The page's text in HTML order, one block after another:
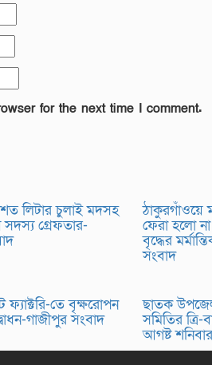
for the next time I comment.
শত লিটার চুলাই মদসহ
গ্রেফতার-
ঠাকুরগাঁওয়ে
ফেরা হলো
বৃদ্ধের
সংবাদ
ফ্যাক্টরি-তে বৃক্ষরোপন
গাজীপুর সংবাদ
ছাতক
সমিতির ত্রি-
আগষ্ট